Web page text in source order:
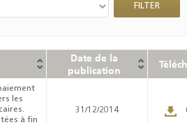
Date de la
publication
les
à fin
31/12/2014